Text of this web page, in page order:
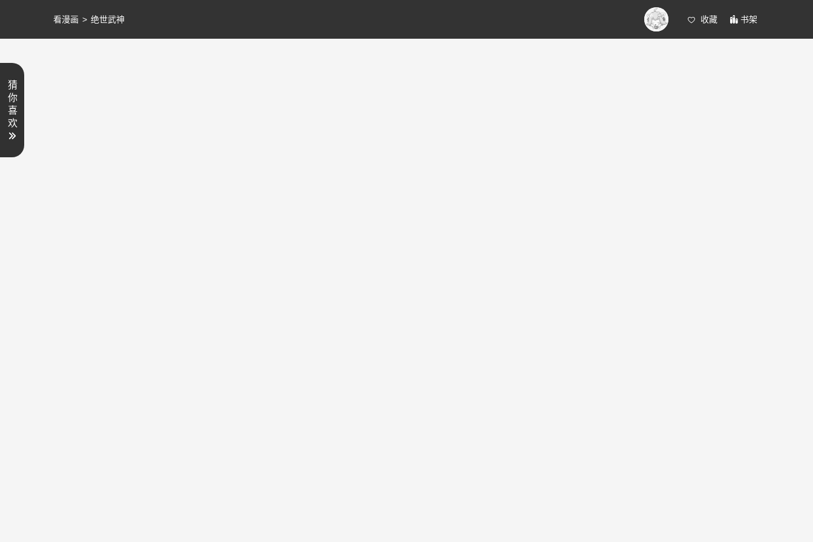
收藏 书架
看漫画 > 绝世武神
猜
你
喜
欢